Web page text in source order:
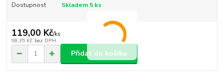
Dostupnost Skladem 5 ks
119,00 Kč/ks
98,35 Kč bez DPH
Přidat do košíku